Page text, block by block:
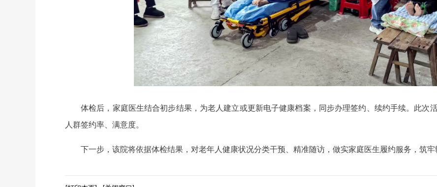
体检后，家庭医生结合初步结果，为老人建立或更新电子健康档案，同步办理签约、续约手续。此次
人群签约率、满意度。
下一步，该院将依据体检结果，对老年人健康状况分类干预、精准随访，做实家庭医生履约服务，筑牢